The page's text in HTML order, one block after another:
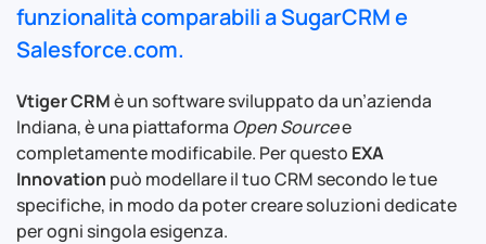
funzionalità comparabili a SugarCRM e
Salesforce.com.
Vtiger CRMè un software sviluppato da un’azienda
Indiana, è una piattaforma Open Sourcee
completamente modificabile. Per questo EXA
Innovation può modellare il tuo CRM secondo le tue
specifiche, in modo da poter creare soluzioni dedicate
per ogni singola esigenza.